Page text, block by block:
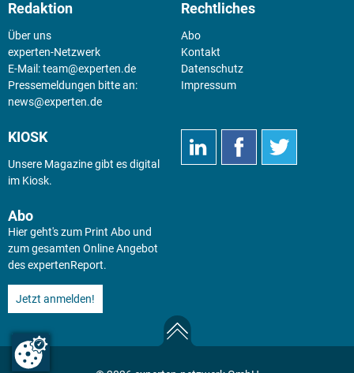
Redaktion
Über uns
experten-Netzwerk
E-Mail:team@experten.de
Pressemeldungen bitte an:
news@experten.de
Rechtliches
Abo
Kontakt
Datenschutz
Impressum
KIOSK
Unsere Magazine gibt es digital
im Kiosk.
Abo
Hier geht's zum Print Abo und
zum gesamten Online Angebot
des expertenReport.
Jetzt anmelden!